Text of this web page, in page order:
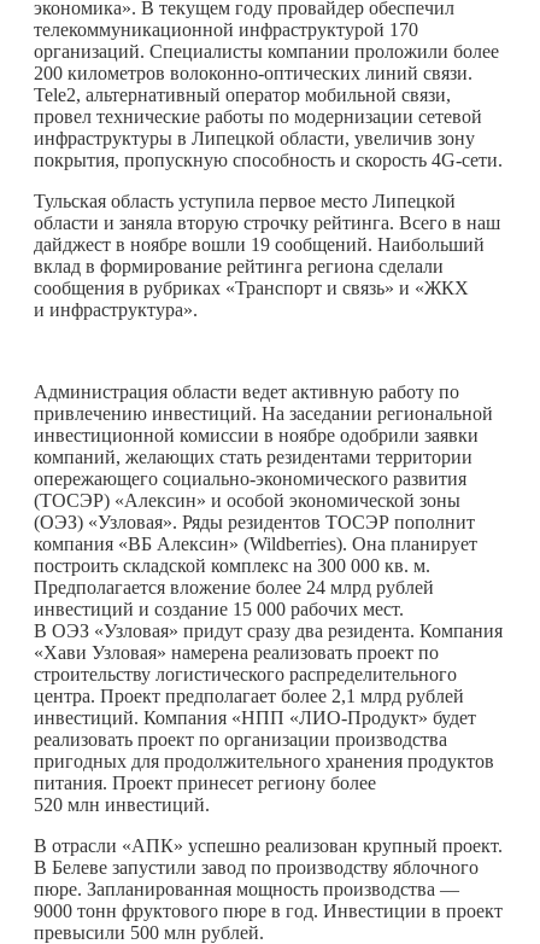
экономика». В текущем году провайдер обеспечил
телекоммуникационной инфраструктурой 170
организаций. Специалисты компании проложили более
200 километров волоконно-оптических линий связи.
Tele2, альтернативный оператор мобильной связи,
провел технические работы по модернизации сетевой
инфраструктуры в Липецкой области, увеличив зону
покрытия, пропускную способность и скорость 4G-сети.
Тульская область уступила первое место Липецкой
области и заняла вторую строчку рейтинга. Всего в наш
дайджест в ноябре вошли 19 сообщений. Наибольший
вклад в формирование рейтинга региона сделали
сообщения в рубриках «Транспорт и связь» и «ЖКХ
и инфраструктура».
Администрация области ведет активную работу по
привлечению инвестиций. На заседании региональной
инвестиционной комиссии в ноябре одобрили заявки
компаний, желающих стать резидентами территории
опережающего социально-экономического развития
(ТОСЭР) «Алексин» и особой экономической зоны
(ОЭЗ) «Узловая». Ряды резидентов ТОСЭР пополнит
компания «ВБ Алексин» (Wildberries). Она планирует
построить складской комплекс на 300 000 кв. м.
Предполагается вложение более 24 млрд рублей
инвестиций и создание 15 000 рабочих мест.
В ОЭЗ «Узловая» придут сразу два резидента. Компания
«Хави Узловая» намерена реализовать проект по
строительству логистического распределительного
центра. Проект предполагает более 2,1 млрд рублей
инвестиций. Компания «НПП «ЛИО-Продукт» будет
реализовать проект по организации производства
пригодных для продолжительного хранения продуктов
питания. Проект принесет региону более
520 млн инвестиций.
В отрасли «АПК» успешно реализован крупный проект.
В Белеве запустили завод по производству яблочного
пюре. Запланированная мощность производства —
9000 тонн фруктового пюре в год. Инвестиции в проект
превысили 500 млн рублей.